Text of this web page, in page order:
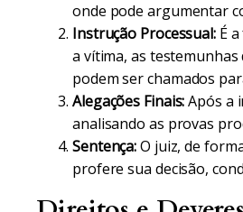
onde pode argumentar
Instrução Processual:É a
a vítima, as
podem ser chamados
Alegações Finais:Após a
analisando as provas
Sentença:O juiz, de
profere sua decisão,